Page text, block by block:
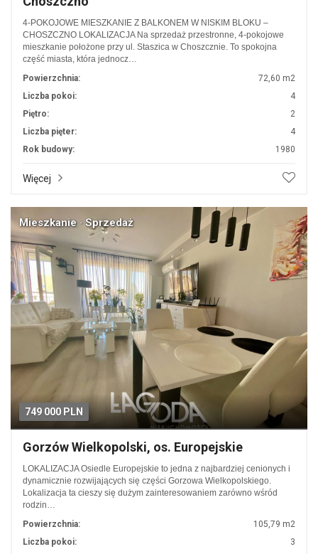
4-POKOJOWE MIESZKANIE Z BALKONEM W NISKIM BLOKU –
CHOSZCZNO LOKALIZACJA Na sprzedaż przestronne, 4-pokojowe
mieszkanie położone przy ul. Staszica w Choszcznie. To spokojna
część miasta, która jednocz…
Powierzchnia:
72,60 m2
Liczba pokoi:
4
Piętro:
2
Liczba pięter:
4
Rok budowy:
1980
Więcej
749 000 PLN
Mieszkanie · Sprzedaż
Gorzów Wielkopolski, os. Europejskie
LOKALIZACJA Osiedle Europejskie to jedna z najbardziej cenionych i
dynamicznie rozwijających się części Gorzowa Wielkopolskiego.
Lokalizacja ta cieszy się dużym zainteresowaniem zarówno wśród
rodzin…
Powierzchnia:
105,79 m2
Liczba pokoi:
3